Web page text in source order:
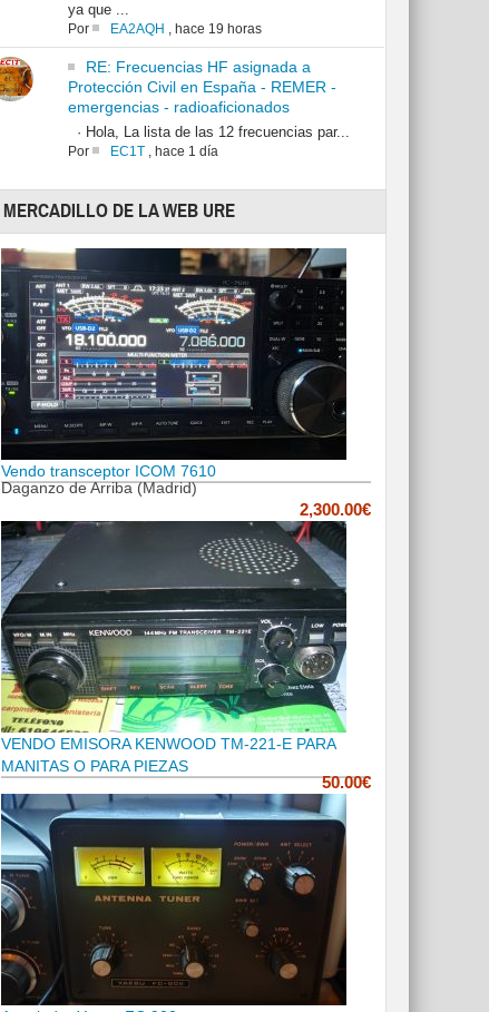
ya que ...
Por EA2AQH , hace 19 horas
RE: Frecuencias HF asignada a
Protección Civil en España - REMER -
emergencias - radioaficionados
· Hola, La lista de las 12 frecuencias par...
Por EC1T, hace 1 día
MERCADILLO DE LA WEB URE
Vendo transceptor ICOM 7610
Daganzo de Arriba (Madrid)
2,300.00€
VENDO EMISORA KENWOOD TM-221-E PARA
MANITAS O PARA PIEZAS
50.00€